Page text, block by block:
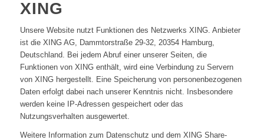
XING
Unsere Website nutzt Funktionen des Netzwerks XING. Anbieter
ist die XING AG, Dammtorstraße 29-32, 20354 Hamburg,
Deutschland. Bei jedem Abruf einer unserer Seiten, die
Funktionen von XING enthält, wird eine Verbindung zu Servern
von XING hergestellt. Eine Speicherung von personenbezogenen
Daten erfolgt dabei nach unserer Kenntnis nicht. Insbesondere
werden keine IP-Adressen gespeichert oder das
Nutzungsverhalten ausgewertet.
Weitere Information zum Datenschutz und dem XING Share-